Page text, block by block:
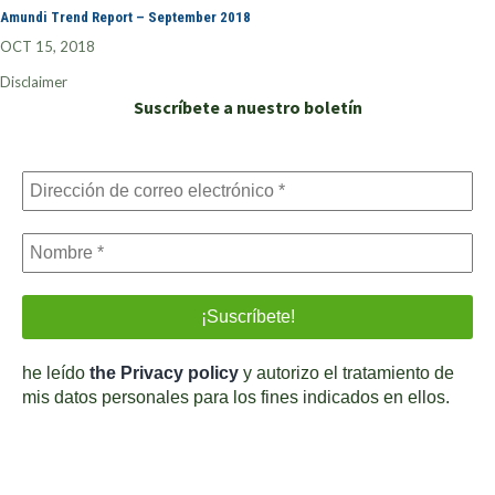
Amundi Trend Report – September 2018
OCT 15, 2018
Disclaimer
Suscríbete a nuestro boletín
he leído the Privacy policy y autorizo el tratamiento de
mis datos personales para los fines indicados en ellos.